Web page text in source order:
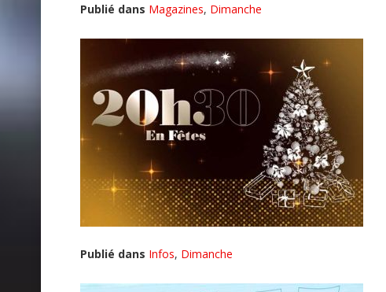
Publié dans Magazines, Dimanche
Publié dans Infos, Dimanche